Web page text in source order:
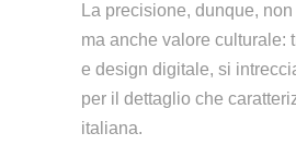
La precisione, dunque,
ma anche valore culturale:
e design digitale, si
per il dettaglio che
italiana.